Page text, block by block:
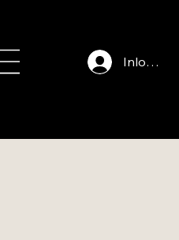
Inloggen